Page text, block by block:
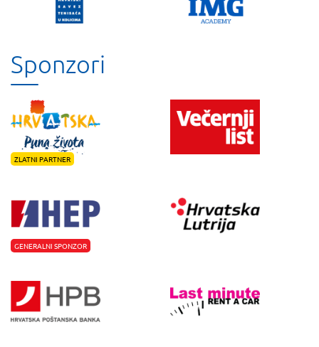
Sponzori
ZLATNI PARTNER
GENERALNI SPONZOR